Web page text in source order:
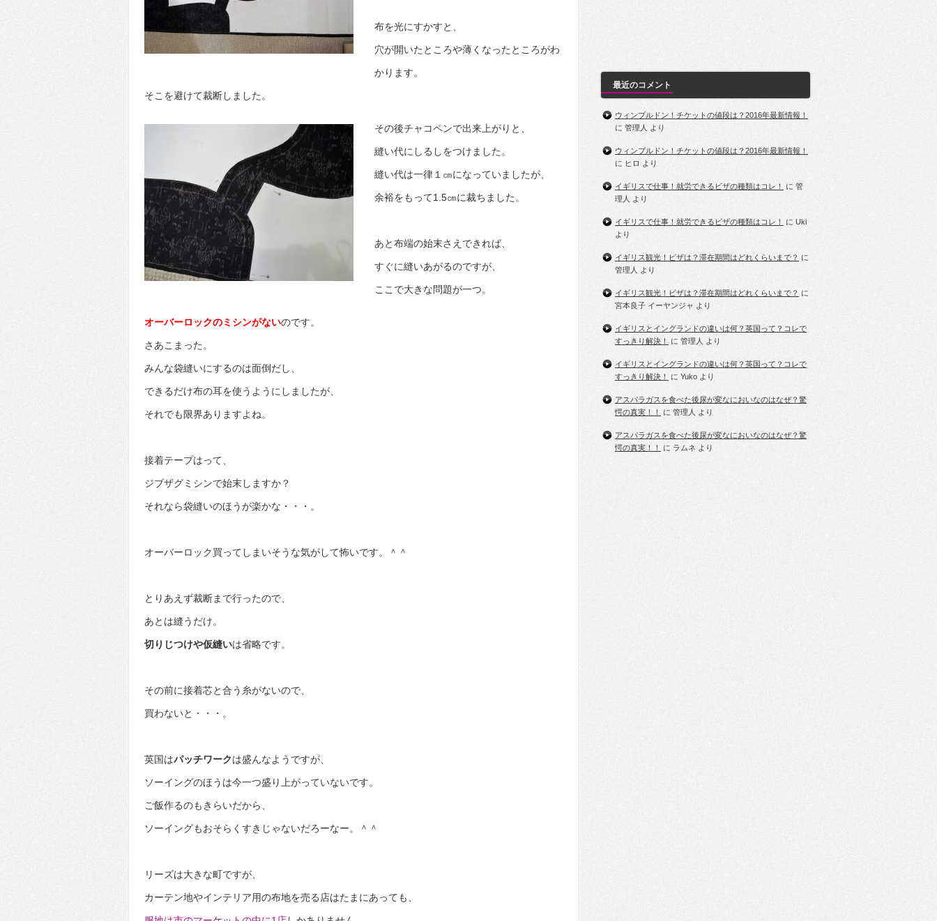
布を光にすかすと、
穴が開いたところや薄くなったところがわ
かります。
そこを避けて裁断しました。
その後チャコペンで出来上がりと、
縫い代にしるしをつけました。
縫い代は一律１㎝になっていましたが、
余裕をもって1.5㎝に裁ちました。
あと布端の始末さえできれば、
すぐに縫いあがるのですが、
ここで大きな問題が一つ。
オーバーロックのミシンがないのです。
さあこまった。
みんな袋縫いにするのは面倒だし、
できるだけ布の耳を使うようにしましたが、
それでも限界ありますよね。
接着テープはって、
ジブザグミシンで始末しますか？
それなら袋縫いのほうが楽かな・・・。
オーバーロック買ってしまいそうな気がして怖いです。＾＾
とりあえず裁断まで行ったので、
あとは縫うだけ。
切りじつけや仮縫いは省略です。
その前に接着芯と合う糸がないので、
買わないと・・・。
英国はパッチワークは盛んなようですが、
ソーイングのほうは今一つ盛り上がっていないです。
ご飯作るのもきらいだから、
ソーイングもおそらくすきじゃないだろーなー。＾＾
リーズは大きな町ですが、
カーテン地やインテリア用の布地を売る店はたまにあっても、
最近のコメント
ウィンブルドン！チケットの値段は？2016年最新情報！
に 管理人 より
ウィンブルドン！チケットの値段は？2016年最新情報！
に ヒロ より
イギリスで仕事！就労できるビザの種類はコレ！ に 管
理人
より
イギリスで仕事！就労できるビザの種類はコレ！ に Uki
より
イギリス観光！ビザは？滞在期間はどれくらいまで？ に
管理人
より
イギリス観光！ビザは？滞在期間はどれくらいまで？ に
宮本良子 イーヤンジャ より
イギリスとイングランドの違いは何？英国って？コレで
すっきり解決！
に 管理人 より
イギリスとイングランドの違いは何？英国って？コレで
すっきり解決！
に Yuko より
アスパラガスを食べた後尿が変なにおいなのはなぜ？驚
愕の真実！！
に 管理人 より
アスパラガスを食べた後尿が変なにおいなのはなぜ？驚
愕の真実！！
に ラムネ より